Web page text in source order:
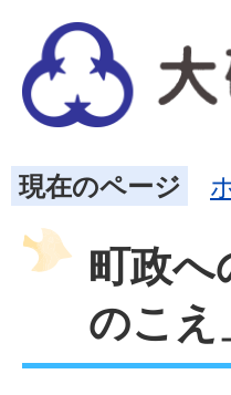
現在のページ
町政へ
のこえ